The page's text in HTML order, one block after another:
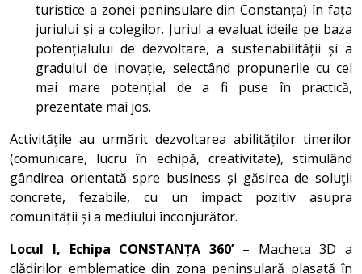
turistice a zonei peninsulare din Constanța) în fața
juriului și a colegilor. Juriul a evaluat ideile pe baza
potențialului de dezvoltare, a sustenabilității și a
gradului de inovație, selectând propunerile cu cel
mai mare potențial de a fi puse în practică,
prezentate mai jos.
Activitățile au urmărit dezvoltarea abilităților tinerilor
(comunicare, lucru în echipă, creativitate), stimulând
gândirea orientată spre business și găsirea de soluţii
concrete, fezabile, cu un impact pozitiv asupra
comunității și a mediului înconjurător.
Locul I, Echipa CONSTANȚA 360’– Macheta 3D a
clădirilor emblematice din zona peninsulară plasată în